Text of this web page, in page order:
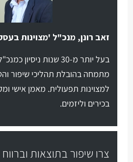
זאב רונן, מנכ"ל 'מצוינות
בעל יותר מ-30 שנות
מתמחה בהובלת תהליכי שיפור
למצוינות תפעולית. מאמן אישי
בכירים וליזמים.
צרו שיפור בתוצאות וברווח